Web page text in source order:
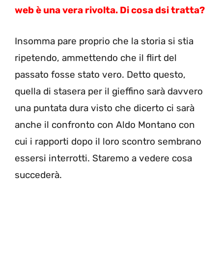
web è una vera rivolta. Di cosa dsi tratta?
Insomma pare proprio che la storia si stia
ripetendo, ammettendo che il flirt del
passato fosse stato vero. Detto questo,
quella di stasera per il gieffino sarà davvero
una puntata dura visto che dicerto ci sarà
anche il confronto con Aldo Montano con
cui i rapporti dopo il loro scontro sembrano
essersi interrotti. Staremo a vedere cosa
succederà.